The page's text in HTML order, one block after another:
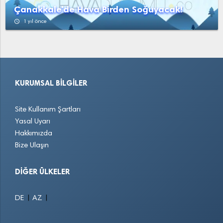
Çanakkale'de Hava Birden Soğuyacak!
access_time 1 yıl önce
KURUMSAL BILGILER
Site Kullanım Şartları
Yasal Uyarı
Hakkımızda
Bize Ulaşın
DIĞER ÜLKELER
DE AZ